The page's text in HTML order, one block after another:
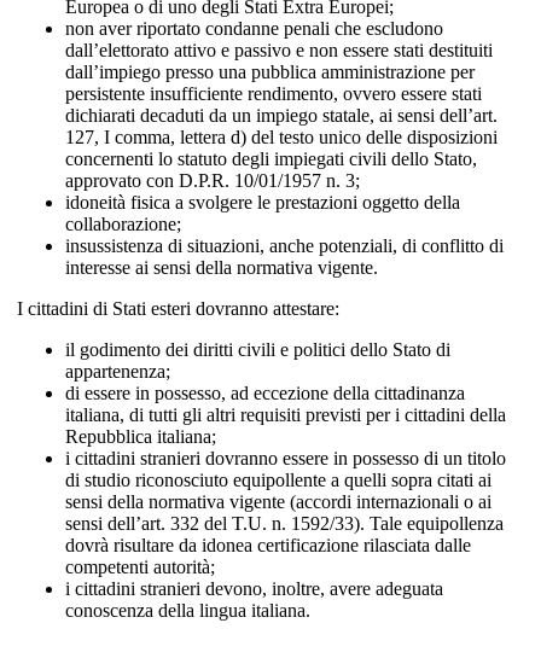
Europea o di uno degli Stati Extra Europei;
non aver riportato condanne penali che escludono
dall’elettorato attivo e passivo e non essere stati destituiti
dall’impiego presso una pubblica amministrazione per
persistente insufficiente rendimento, ovvero essere stati
dichiarati decaduti da un impiego statale, ai sensi dell’art.
127, I comma, lettera d) del testo unico delle disposizioni
concernenti lo statuto degli impiegati civili dello Stato,
approvato con D.P.R. 10/01/1957 n. 3;
idoneità fisica a svolgere le prestazioni oggetto della
collaborazione;
insussistenza di situazioni, anche potenziali, di conflitto di
interesse ai sensi della normativa vigente.
I cittadini di Stati esteri dovranno attestare:
il godimento dei diritti civili e politici dello Stato di
appartenenza;
di essere in possesso, ad eccezione della cittadinanza
italiana, di tutti gli altri requisiti previsti per i cittadini della
Repubblica italiana;
i cittadini stranieri dovranno essere in possesso di un titolo
di studio riconosciuto equipollente a quelli sopra citati ai
sensi della normativa vigente (accordi internazionali o ai
sensi dell’art. 332 del T.U. n. 1592/33). Tale equipollenza
dovrà risultare da idonea certificazione rilasciata dalle
competenti autorità;
i cittadini stranieri devono, inoltre, avere adeguata
conoscenza della lingua italiana.